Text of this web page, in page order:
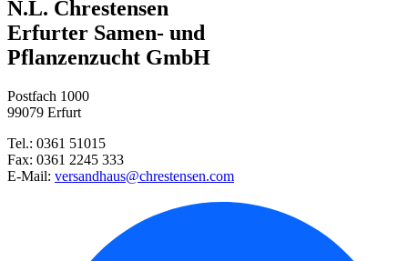
Kleingrubber
Blauschwingel Elijah Blue
Funkie Orange Marmelade
Purpur-Liebesgras
Rosa Haargras
Zierjohannisbeere Oregon Snowf ...
Tränendes Herz Alba
N.L. Chrestensen
Erfurter Samen- und
Pflanzenzucht GmbH
Postfach 1000
99079 Erfurt
Tel.: 0361 51015
Fax: 0361 2245 333
E-Mail: versandhaus@chrestensen.com